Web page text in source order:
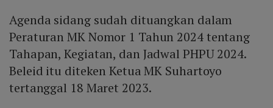
Agenda sidang sudah dituangkan dalam
Peraturan MK Nomor 1 Tahun 2024 tentang
Tahapan, Kegiatan, dan Jadwal PHPU 2024.
Beleid itu diteken Ketua MK Suhartoyo
tertanggal 18 Maret 2023.